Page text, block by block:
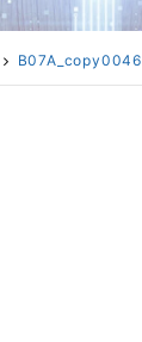
B07A_copy0046